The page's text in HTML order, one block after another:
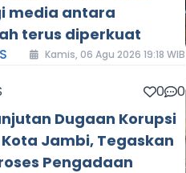
media antara
terus diperkuat
Kamis, 06 Agu 2026 19:18 WIB
0 0
Dugaan Korupsi
Jambi, Tegaskan
Pengadaan